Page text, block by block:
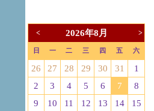
< 2026年8月 >
日 一 二 三 四 五 六
26 27 28 29 30 31
1
2
3 4 5 6 7
8
9
10 11 12 13 14
15